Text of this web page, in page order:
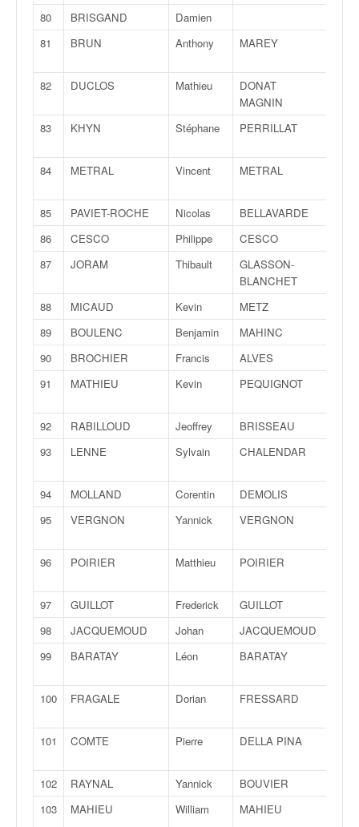
80
BRISGAND
Damien
81
BRUN Anthony MAREY
82 DUCLOS Mathieu
DONAT
MAGNIN
83 KHYN Stéphane PERRILLAT
84 METRAL Vincent METRAL
85 PAVIET-ROCHE Nicolas BELLAVARDE
86
CESCO Philippe CESCO
87
JORAM Thibault
GLASSON-
BLANCHET
88 MICAUD Kevin METZ
89
BOULENC Benjamin MAHINC
90
BROCHIER Francis ALVES
91
MATHIEU Kevin PEQUIGNOT
92 RABILLOUD Jeoffrey BRISSEAU
93
LENNE Sylvain CHALENDAR
94 MOLLAND Corentin DEMOLIS
95
VERGNON Yannick VERGNON
96 POIRIER Matthieu POIRIER
97 GUILLOT Frederick GUILLOT
98
JACQUEMOUD Johan JACQUEMOUD
99
BARATAY Léon BARATAY
100 FRAGALE Dorian FRESSARD
101 COMTE Pierre DELLA PINA
102 RAYNAL Yannick BOUVIER
103
MAHIEU William MAHIEU